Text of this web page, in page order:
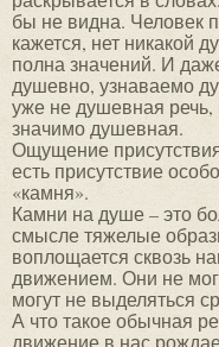
бы не видна. Человек
кажется, нет никакой
полна значений. И
душевно, узнаваемо
уже не душевная
значимо душевная.
Ощущение
есть присутствие
«камня».
Камни на душе – это
смысле тяжелые
воплощается сквозь
движением. Они не
могут не выделяться
А что такое обычная
движение в нас